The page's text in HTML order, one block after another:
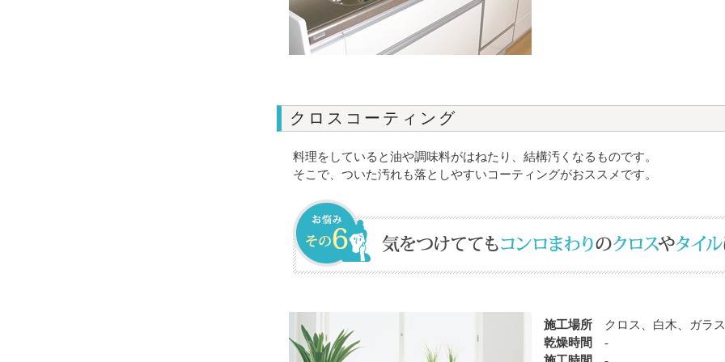
クロスコーティング
料理をしていると油や調味料がはねたり、結構汚くなるものです。
そこで、ついた汚れも落としやすいコーティングがおススメです。
施工場所
クロス、白木、ガラス
乾燥時間
-